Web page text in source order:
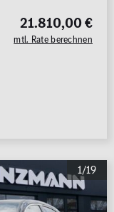
21.810,00 €
mtl. Rate berechnen
1/19